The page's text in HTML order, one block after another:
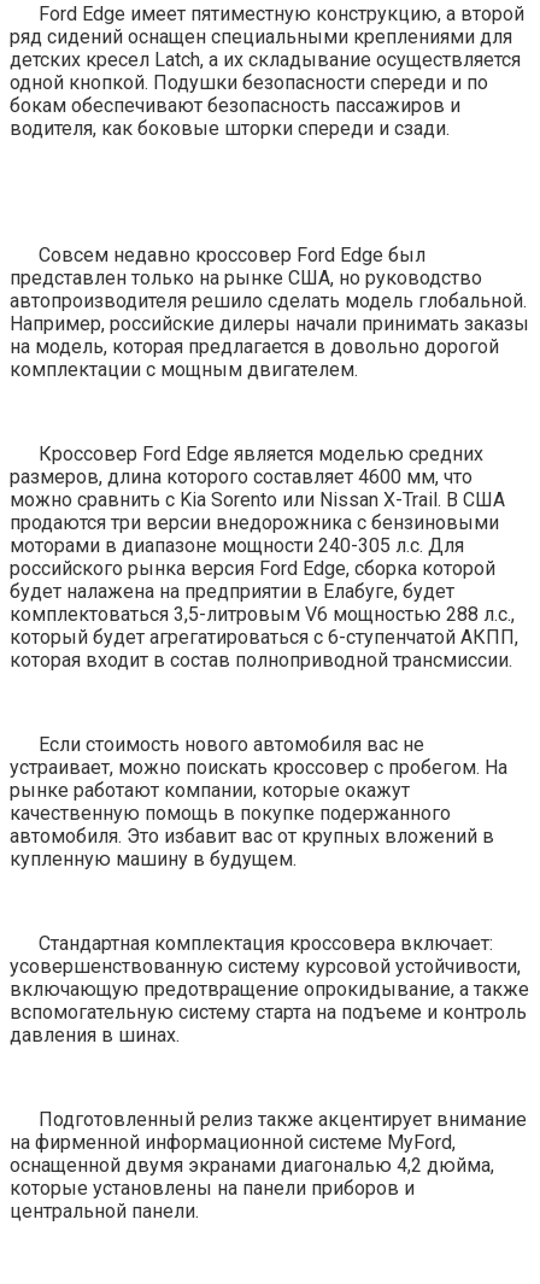
Ford Edge имеет пятиместную конструкцию, а второй
ряд сидений оснащен специальными креплениями для
детских кресел Latch, а их складывание осуществляется
одной кнопкой. Подушки безопасности спереди и по
бокам обеспечивают безопасность пассажиров и
водителя, как боковые шторки спереди и сзади.
Совсем недавно кроссовер Ford Edge был
представлен только на рынке США, но руководство
автопроизводителя решило сделать модель глобальной.
Например, российские дилеры начали принимать заказы
на модель, которая предлагается в довольно дорогой
комплектации с мощным двигателем.
Кроссовер Ford Edge является моделью средних
размеров, длина которого составляет 4600 мм, что
можно сравнить с Kia Sorento или Nissan X-Trail. В США
продаются три версии внедорожника с бензиновыми
моторами в диапазоне мощности 240-305 л.с. Для
российского рынка версия Ford Edge, сборка которой
будет налажена на предприятии в Елабуге, будет
комплектоваться 3,5-литровым V6 мощностью 288 л.с.,
который будет агрегатироваться с 6-ступенчатой АКПП,
которая входит в состав полноприводной трансмиссии.
Если стоимость нового автомобиля вас не
устраивает, можно поискать кроссовер с пробегом. На
рынке работают компании, которые окажут
качественную помощь в покупке подержанного
автомобиля. Это избавит вас от крупных вложений в
купленную машину в будущем.
Стандартная комплектация кроссовера включает:
усовершенствованную систему курсовой устойчивости,
включающую предотвращение опрокидывание, а также
вспомогательную систему старта на подъеме и контроль
давления в шинах.
Подготовленный релиз также акцентирует внимание
на фирменной информационной системе MyFord,
оснащенной двумя экранами диагональю 4,2 дюйма,
которые установлены на панели приборов и
центральной панели.